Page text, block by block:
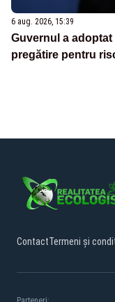
6 aug. 2026, 15:39
Guvernul a
pregătire pentru
ContactTermeni și